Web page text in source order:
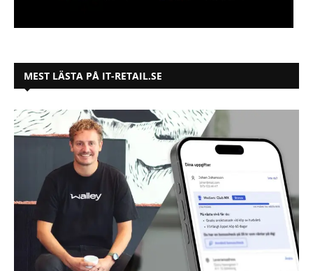
MEST LÄSTA PÅ IT-RETAIL.SE